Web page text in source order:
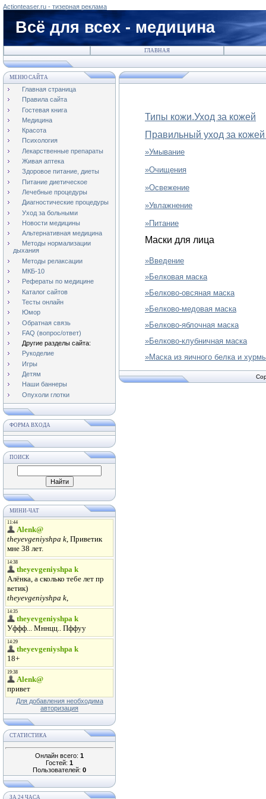
Actionteaser.ru - тизерная реклама
Всё для всех - медицина
ГЛАВНАЯ
МЕНЮ САЙТА
Главная страница
Правила сайта
Гостевая книга
Медицина
Красота
Психология
Лекарственные препараты
Живая аптека
Здоровое питание, диеты
Питание диетическое
Лечебные процедуры
Диагностические процедуры
Уход за больными
Новости медицины
Альтернативная медицина
Методы нормализации
дыхания
Методы релаксации
МКБ-10
Рефераты по медицине
Каталог сайтов
Тесты онлайн
Юмор
Обратная связь
FAQ (вопрос/ответ)
Другие разделы сайта:
Рукоделие
Игры
Детям
Наши баннеры
Опухоли глотки
ФОРМА ВХОДА
ПОИСК
МИНИ-ЧАТ
Для добавления необходима
авторизация
СТАТИСТИКА
Онлайн всего: 1
Гостей: 1
Пользователей: 0
ЗА 24 ЧАСА
Типы кожи.Уход за кожей
Правильный уход за
»Умывание
»Очищения
»Освежение
»Увлажнение
»Питание
Маски для лица
»Введение
»Белковая маска
»Белково-овсяная маска
»Белково-медовая маска
»Белково-яблочная маска
»Белково-клубничная маска
»Маска из яичного белка и